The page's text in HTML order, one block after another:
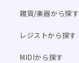
雑貨/楽器から探す
レジストから探す
MIDIから探す